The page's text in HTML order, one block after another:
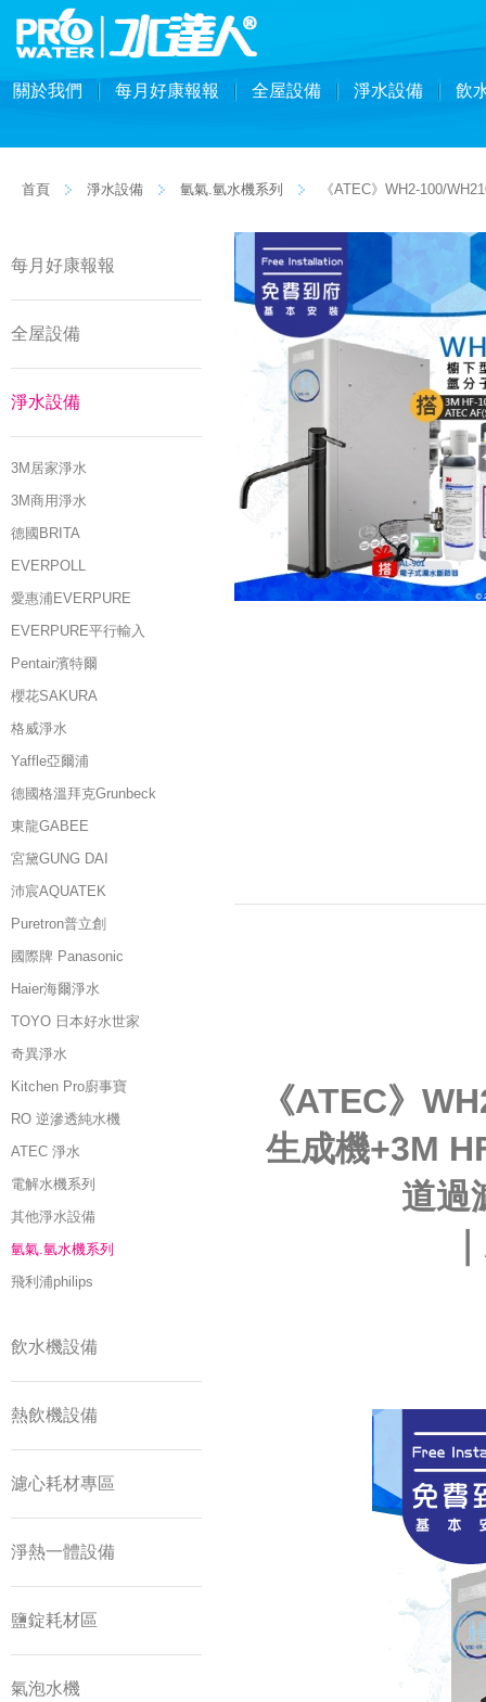
關於我們 每月好康報報 全屋設備 淨水設備 飲
首頁 淨水設備 氫氣.氫水機系列 《ATEC》WH2-100/
每月好康報報
全屋設備
淨水設備
3M居家淨水
3M商用淨水
德國BRITA
EVERPOLL
愛惠浦EVERPURE
EVERPURE平行輸入
Pentair濱特爾
櫻花SAKURA
格威淨水
Yaffle亞爾浦
德國格溫拜克Grunbeck
東龍GABEE
宮黛GUNG DAI
沛宸AQUATEK
Puretron普立創
國際牌 Panasonic
Haier海爾淨水
TOYO 日本好水世家
奇異淨水
Kitchen Pro廚事寶
RO 逆滲透純水機
ATEC 淨水
電解水機系列
其他淨水設備
氫氣.氫水機系列
飛利浦philips
飲水機設備
熱飲機設備
濾心耗材專區
淨熱一體設備
鹽錠耗材區
氣泡水機
《ATEC》
生成機+3M
道過